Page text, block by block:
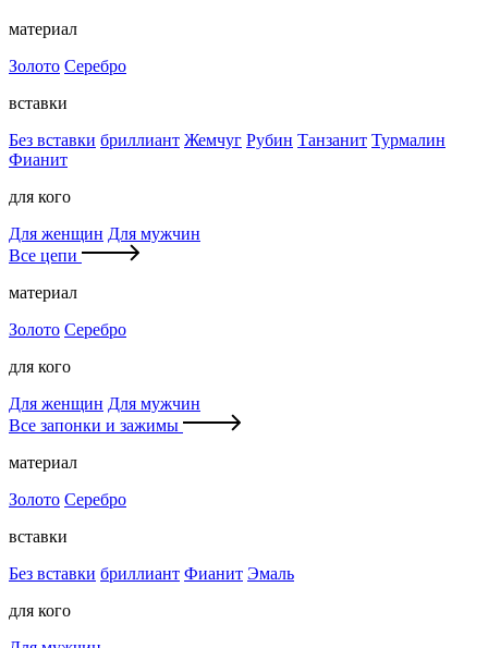
материал
Золото Серебро
вставки
Без вставки бриллиант Жемчуг Рубин Танзанит Турмалин
Фианит
для кого
Для женщин Для мужчин
Все цепи
материал
Золото Серебро
для кого
Для женщин Для мужчин
Все запонки и зажимы
материал
Золото Серебро
вставки
Без вставки бриллиант Фианит Эмаль
для кого